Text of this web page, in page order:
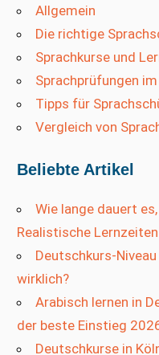
Allgemein
Die richtige
Sprachkurse und
Sprachprüfungen
Tipps für
Vergleich von
Beliebte Artikel
Wie lange dauert
Realistische
Deutschkurs-
wirklich?
Arabisch lernen in
der beste Einstieg
Deutschkurse in